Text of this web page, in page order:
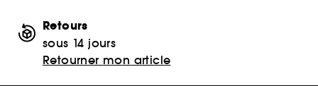
Retours
sous 14 jours
Retourner mon article